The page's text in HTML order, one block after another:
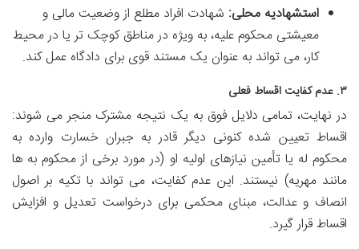
استشهادیه محلی: شهادت افراد مطلع از وضعیت مالی و
معیشتی محکوم علیه، به ویژه در مناطق کوچک تر یا در محیط
کار، می تواند به عنوان یک مستند قوی برای دادگاه عمل کند.
۳. عدم کفایت اقساط فعلی
در نهایت، تمامی دلایل فوق به یک نتیجه مشترک منجر می شوند:
اقساط تعیین شده کنونی دیگر قادر به جبران خسارت وارده به
محکوم له یا تأمین نیازهای اولیه او (در مورد برخی از محکوم به ها
مانند مهریه) نیستند. این عدم کفایت، می تواند با تکیه بر اصول
انصاف و عدالت، مبنای محکمی برای درخواست تعدیل و افزایش
اقساط قرار گیرد.